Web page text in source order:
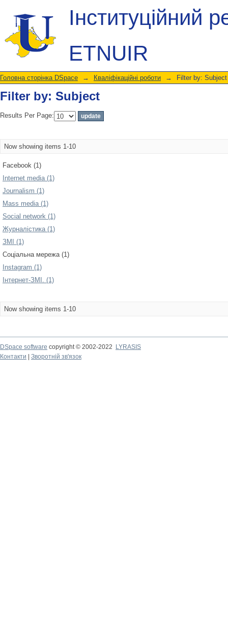
Інституційний
ETNUIR
Filter by: Subject
Головна сторінка DSpace → Кваліфікаційні роботи → Filter by: Subject
Filter by: Subject
Results Per Page:
Now showing items 1-10
Facebook (1)
Internet media (1)
Journalism (1)
Mass media (1)
Social network (1)
Журналістика (1)
ЗМІ (1)
Соціальна мережа (1)
Іnstagram (1)
Інтернет-ЗМІ. (1)
Now showing items 1-10
DSpace software copyright © 2002-2022
LYRASIS
Контакти
Зворотній зв'язок